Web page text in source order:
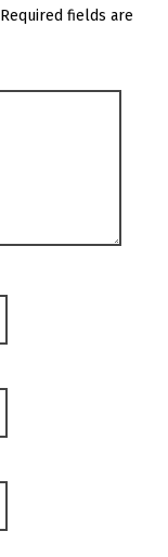
Required fields are